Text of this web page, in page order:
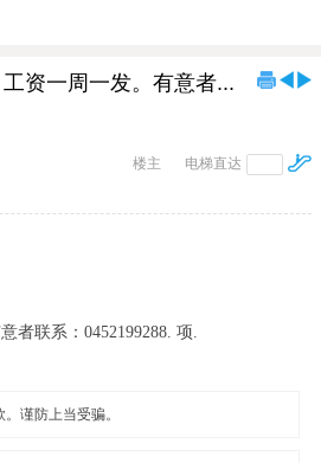
资一周一发。有意者...
电梯直达
楼主
联系：0452199288. 项.
谨防上当受骗。